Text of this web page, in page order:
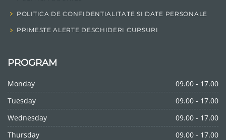
POLITICA DE CONFIDENTIALITATE SI DATE PERSONALE
PRIMESTE ALERTE DESCHIDERI CURSURI
PROGRAM
Monday
09.00 - 17.00
Tuesday
09.00 - 17.00
Wednesday
09.00 - 17.00
Thursday
09.00 - 17.00